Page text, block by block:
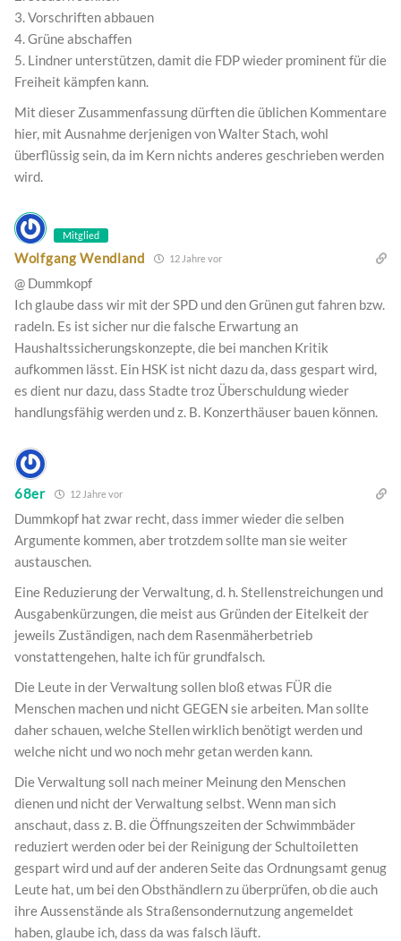
3. Vorschriften abbauen
4. Grüne abschaffen
5. Lindner unterstützen, damit die FDP wieder prominent für die
Freiheit kämpfen kann.
Mit dieser Zusammenfassung dürften die üblichen Kommentare
hier, mit Ausnahme derjenigen von Walter Stach, wohl
überflüssig sein, da im Kern nichts anderes geschrieben werden
wird.
Mitglied
Wolfgang Wendland 12 Jahre vor
@ Dummkopf
Ich glaube dass wir mit der SPD und den Grünen gut fahren bzw.
radeln. Es ist sicher nur die falsche Erwartung an
Haushaltssicherungskonzepte, die bei manchen Kritik
aufkommen lässt. Ein HSK ist nicht dazu da, dass gespart wird,
es dient nur dazu, dass Stadte troz Überschuldung wieder
handlungsfähig werden und z. B. Konzerthäuser bauen können.
68er 12 Jahre vor
Dummkopf hat zwar recht, dass immer wieder die selben
Argumente kommen, aber trotzdem sollte man sie weiter
austauschen.
Eine Reduzierung der Verwaltung, d. h. Stellenstreichungen und
Ausgabenkürzungen, die meist aus Gründen der Eitelkeit der
jeweils Zuständigen, nach dem Rasenmäherbetrieb
vonstattengehen, halte ich für grundfalsch.
Die Leute in der Verwaltung sollen bloß etwas FÜR die
Menschen machen und nicht GEGEN sie arbeiten. Man sollte
daher schauen, welche Stellen wirklich benötigt werden und
welche nicht und wo noch mehr getan werden kann.
Die Verwaltung soll nach meiner Meinung den Menschen
dienen und nicht der Verwaltung selbst. Wenn man sich
anschaut, dass z. B. die Öffnungszeiten der Schwimmbäder
reduziert werden oder bei der Reinigung der Schultoiletten
gespart wird und auf der anderen Seite das Ordnungsamt genug
Leute hat, um bei den Obsthändlern zu überprüfen, ob die auch
ihre Aussenstände als Straßensondernutzung angemeldet
haben, glaube ich, dass da was falsch läuft.